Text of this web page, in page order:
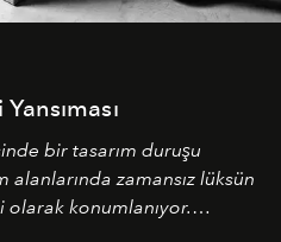
bir tasarım duruşu
alanlarında zamansız lüksün
olarak konumlanıyor.